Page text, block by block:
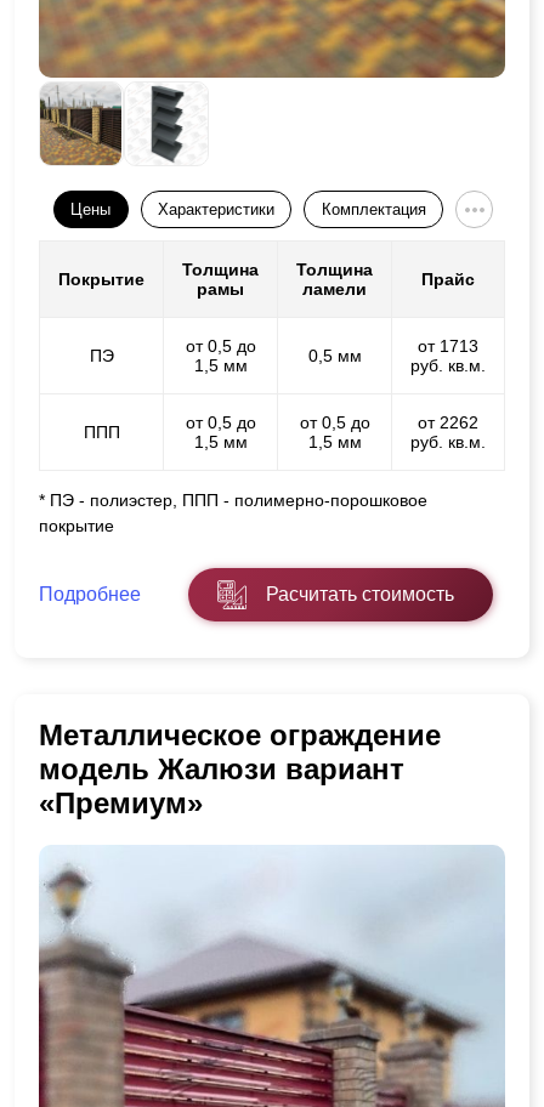
Цены Характеристики Комплектация
Покрытие
Толщина
рамы
Толщина
ламели
Прайс
ПЭ
от 0,5 до
1,5 мм
0,5 мм
от 1713
руб. кв.м.
ППП
от 0,5 до
1,5 мм
от 0,5 до
1,5 мм
от 2262
руб. кв.м.
* ПЭ - полиэстер, ППП - полимерно-порошковое
покрытие
Подробнее Расчитать стоимость
Металлическое ограждение
модель Жалюзи вариант
«Премиум»